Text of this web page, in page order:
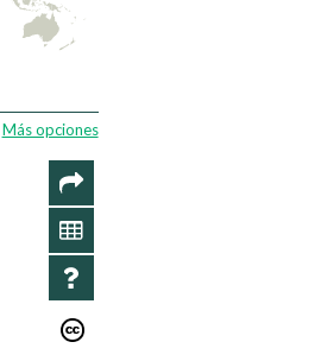
Más opciones
COMPARTIR
SERIES
INFORMACIÓN